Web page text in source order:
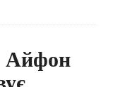
Айфон